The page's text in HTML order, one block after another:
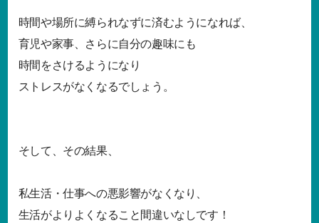
時間や場所に縛られなずに済むようになれば、
育児や家事、さらに自分の趣味にも
時間をさけるようになり
ストレスがなくなるでしょう。
そして、その結果、
私生活・仕事への悪影響がなくなり、
生活がよりよくなること間違いなしです！